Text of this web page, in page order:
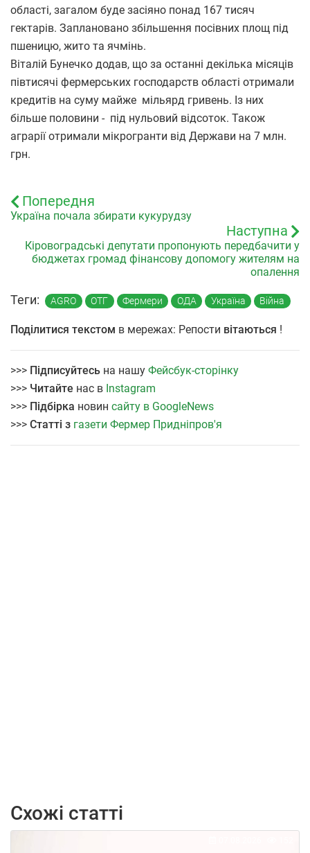
області, загалом буде засіяно понад 167 тисяч
гектарів. Заплановано збільшення посівних площ під
пшеницю, жито та ячмінь.
Віталій Бунечко додав, що за останні декілька місяців
півтисячі фермерських господарств області отримали
кредитів на суму майже мільярд гривень. Із них
більше половини - під нульовий відсоток. Також
аграрії отримали мікрогранти від Держави на 7 млн.
грн.
Попередня
Україна почала збирати кукурудзу
Наступна
Кіровоградські депутати пропонують передбачити у
бюджетах громад фінансову допомогу жителям на
опалення
Теги: AGRO ОТГ Фермери ОДА Україна Війна
Поділитися текстом в мережах: Репости вітаються !
>>> Підписуйтесь на нашу Фейсбук-сторінку
>>> Читайте нас в Instagram
>>> Підбірка новин сайту в GoogleNews
>>> Статті з газети Фермер Придніпров'я
Схожі статті